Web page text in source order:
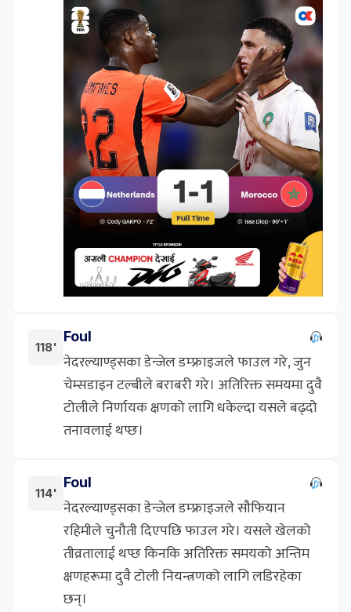
118'
Foul
नेदरल्याण्ड्सका डेन्जेल डम्फ्राइजले फाउल गरे, जुन
चेम्सडाइन टल्बीले बराबरी गरे। अतिरिक्त समयमा दुवै
टोलीले निर्णायक क्षणको लागि धकेल्दा यसले बढ्दो
तनावलाई थप्छ।
114'
Foul
नेदरल्याण्ड्सका डेन्जेल डम्फ्राइजले सौफियान
रहिमीले चुनौती दिएपछि फाउल गरे। यसले खेलको
तीव्रतालाई थप्छ किनकि अतिरिक्त समयको अन्तिम
क्षणहरूमा दुवै टोली नियन्त्रणको लागि लडिरहेका
छन्।